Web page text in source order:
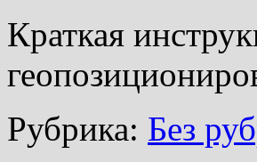
Краткая
Рубрика: Без